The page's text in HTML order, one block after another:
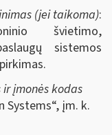
(jei taikoma):
švietimo,
sistemos
įmonės kodas
Systems“, įm. k.